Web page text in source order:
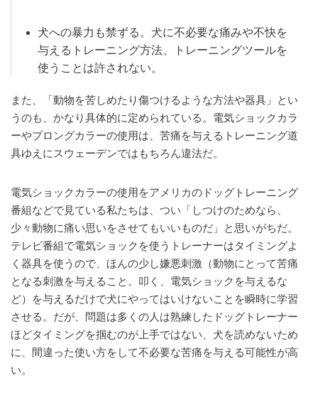
犬への暴力も禁ずる。犬に不必要な痛みや不快を
与えるトレーニング方法、トレーニングツールを
使うことは許されない。
また、「動物を苦しめたり傷つけるような方法や器具」とい
うのも、かなり具体的に定められている。電気ショックカラ
ーやプロングカラーの使用は、苦痛を与えるトレーニング道
具ゆえにスウェーデンではもちろん違法だ。
電気ショックカラーの使用をアメリカのドッグトレーニング
番組などで見ている私たちは、つい「しつけのためなら、
少々動物に痛い思いをさせてもいいものだ」と思いがちだ。
テレビ番組で電気ショックを使うトレーナーはタイミングよ
く器具を使うので、ほんの少し嫌悪刺激（動物にとって苦痛
となる刺激を与えること。叩く、電気ショックを与えるな
ど）を与えるだけで犬にやってはいけないことを瞬時に学習
させる。だが、問題は多くの人は熟練したドッグトレーナー
ほどタイミングを掴むのが上手ではない、犬を読めないため
に、間違った使い方をして不必要な苦痛を与える可能性が高
い。